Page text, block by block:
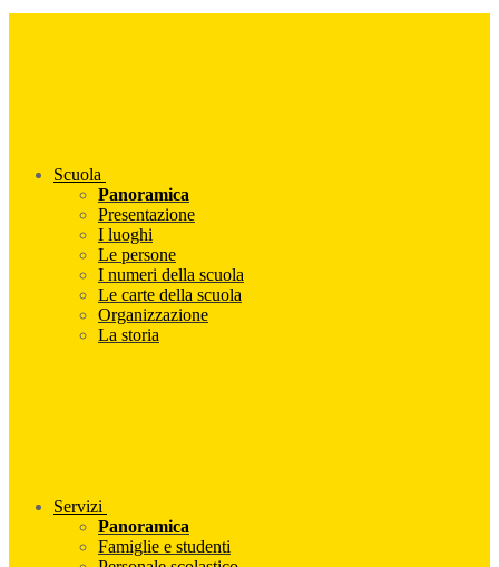
Scuola
Panoramica
Presentazione
I luoghi
Le persone
I numeri della scuola
Le carte della scuola
Organizzazione
La storia
Servizi
Panoramica
Famiglie e studenti